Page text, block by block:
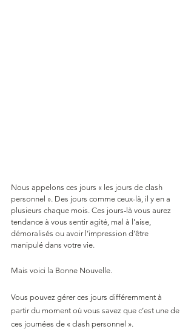
Nous appelons ces jours « les jours de clash
personnel ». Des jours comme ceux-là, il y en a
plusieurs chaque mois. Ces jours-là vous aurez
tendance à vous sentir agité, mal à l'aise,
démoralisés ou avoir l’impression d’être
manipulé dans votre vie.
Mais voici la Bonne Nouvelle.
Vous pouvez gérer ces jours différemment à
partir du moment où vous savez que c’est une de
ces journées de « clash personnel ».